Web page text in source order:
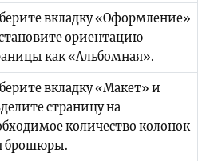
вкладку «Оформление»
ориентацию
как «Альбомная».
вкладку «Макет» и
страницу на
количество колонок
брошюры.